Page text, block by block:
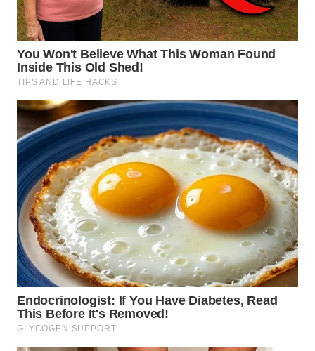
GORONTALO
WN
SULUT
WN
MALUKU
WN
MALUT
WN
DAIRI
WN
DANAU
TOBA